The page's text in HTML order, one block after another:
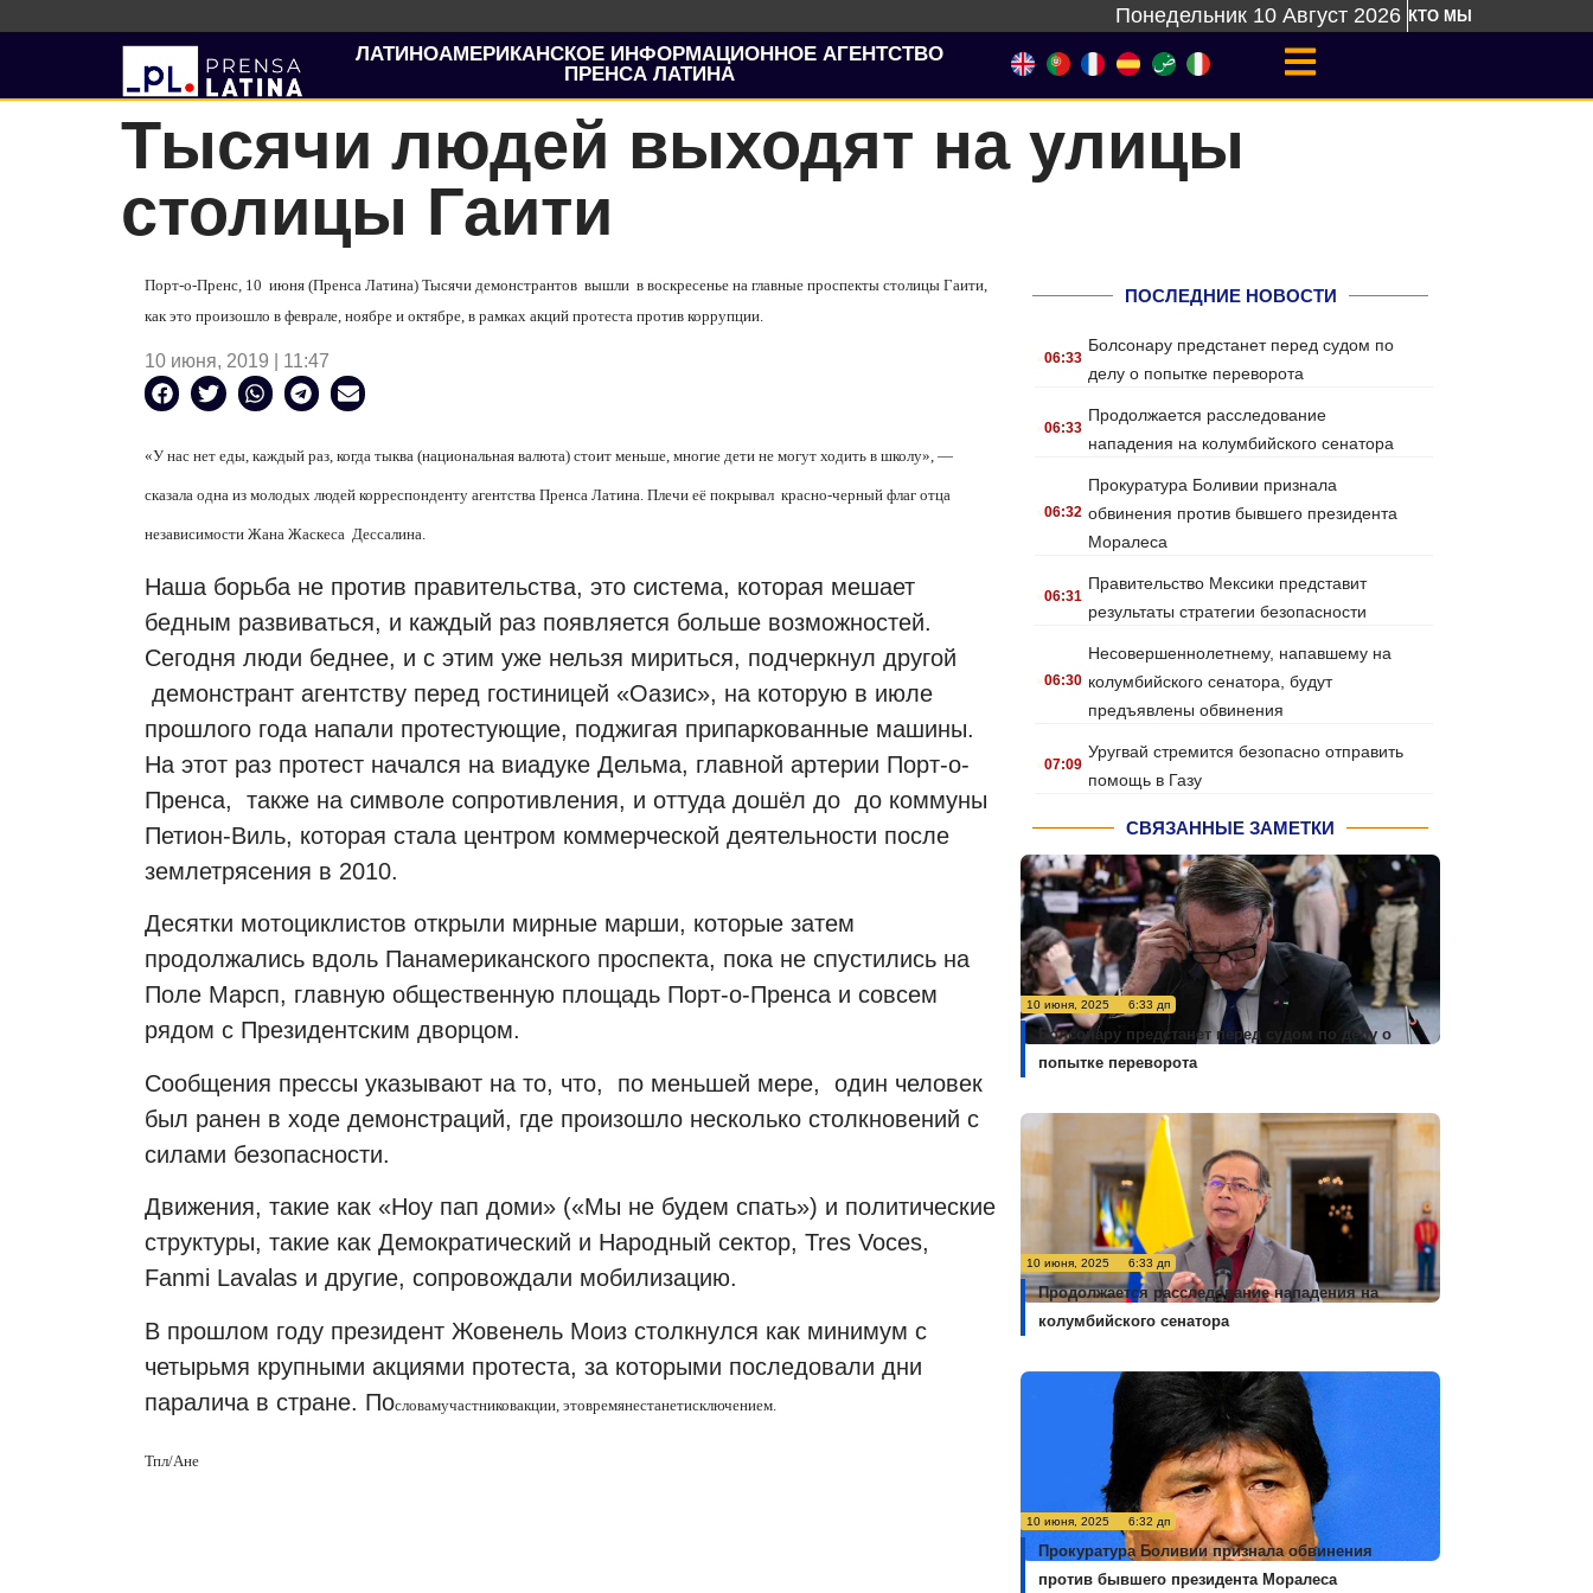
Понедельник 10 Август 2026 КТО МЫ
ЛАТИНОАМЕРИКАНСКОЕ ИНФОРМАЦИОННОЕ АГЕНТСТВО
ПРЕНСА ЛАТИНА
Тысячи людей выходят на улицы
столицы Гаити
Порт-о-Пренс, 10 июня (Пренса Латина) Тысячи демонстрантов вышли в воскресенье на главные проспекты столицы Гаити,
как это произошло в феврале, ноябре и октябре, в рамках акций протеста против коррупции.
10 июня, 2019 | 11:47
«У нас нет еды, каждый раз, когда тыква (национальная валюта) стоит меньше, многие дети не могут ходить в школу», —
сказала одна из молодых людей корреспонденту агентства Пренса Латина. Плечи её покрывал красно-черный флаг отца
независимости Жана Жаскеса Дессалина.
Наша борьба не против правительства, это система, которая мешает
бедным развиваться, и каждый раз появляется больше возможностей.
Сегодня люди беднее, и с этим уже нельзя мириться, подчеркнул другой
демонстрант агентству перед гостиницей «Оазис», на которую в июле
прошлого года напали протестующие, поджигая припаркованные машины.
На этот раз протест начался на виадуке Дельма, главной артерии Порт-о-
Пренса,
также на символе сопротивления, и оттуда дошёл до до коммуны
Петион-Виль, которая стала центром коммерческой деятельности после
землетрясения в 2010.
Десятки мотоциклистов открыли мирные марши, которые затем
продолжались вдоль Панамериканского проспекта, пока не спустились на
Поле Марсп, главную общественную площадь Порт-о-Пренса и совсем
рядом с Президентским дворцом.
Сообщения прессы указывают на то, что, по меньшей мере,
один человек
был ранен в ходе демонстраций, где произошло несколько столкновений с
силами безопасности.
Движения, такие как «Ноу пап доми» («Мы не будем спать») и политические
структуры, такие как Демократический и Народный сектор, Tres Voces,
Fanmi Lavalas и другие, сопровождали мобилизацию.
В прошлом году президент Жовенель Моиз столкнулся как минимум с
четырьмя крупными акциями протеста, за которыми последовали дни
паралича в стране. Пословамучастниковакции этовремянестанетисключением
Тпл/Ане
ПОСЛЕДНИЕ НОВОСТИ
.06:33
Болсонару предстанет перед судом по
делу о попытке переворота
.06:33
Продолжается расследование
нападения на колумбийского сенатора
.06:32
Прокуратура Боливии признала
обвинения против бывшего президента
Моралеса
.06:31
Правительство Мексики представит
результаты стратегии безопасности
.06:30
Несовершеннолетнему, напавшему на
колумбийского сенатора, будут
предъявлены обвинения
.07:09
Уругвай стремится безопасно отправить
помощь в Газу
СВЯЗАННЫЕ ЗАМЕТКИ
10 июня, 2025 6:33 дп
Болсонару предстанет перед судом по делу о
попытке переворота
10 июня, 2025 6:33 дп
Продолжается расследование нападения на
колумбийского сенатора
10 июня, 2025 6:32 дп
Прокуратура Боливии признала обвинения
против бывшего президента Моралеса